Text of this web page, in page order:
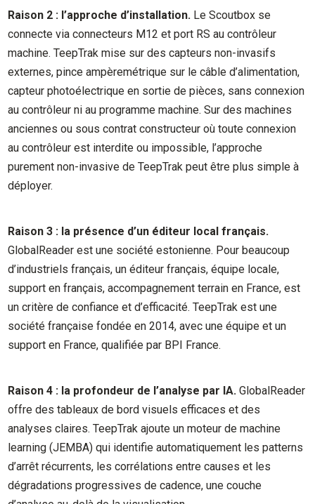
Raison 2 : l’approche d’installation. Le Scoutbox se
connecte via connecteurs M12 et port RS au contrôleur
machine. TeepTrak mise sur des capteurs non-invasifs
externes, pince ampèremétrique sur le câble d’alimentation,
capteur photoélectrique en sortie de pièces, sans connexion
au contrôleur ni au programme machine. Sur des machines
anciennes ou sous contrat constructeur où toute connexion
au contrôleur est interdite ou impossible, l’approche
purement non-invasive de TeepTrak peut être plus simple à
déployer.
Raison 3 : la présence d’un éditeur local français.
GlobalReader est une société estonienne. Pour beaucoup
d’industriels français, un éditeur français, équipe locale,
support en français, accompagnement terrain en France, est
un critère de confiance et d’efficacité. TeepTrak est une
société française fondée en 2014, avec une équipe et un
support en France, qualifiée par BPI France.
Raison 4 : la profondeur de l’analyse par IA. GlobalReader
offre des tableaux de bord visuels efficaces et des
analyses claires. TeepTrak ajoute un moteur de machine
learning (JEMBA) qui identifie automatiquement les patterns
d’arrêt récurrents, les corrélations entre causes et les
dégradations progressives de cadence, une couche